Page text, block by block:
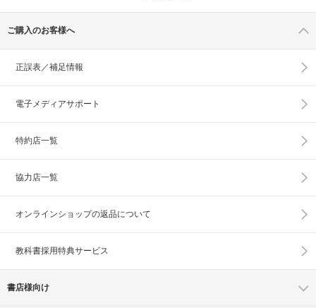
ご購入のお客様へ
正誤表／補足情報
電子メディアサポート
特約店一覧
協力店一覧
オンラインショップの返品について
教科書採用特典サービス
書店様向け